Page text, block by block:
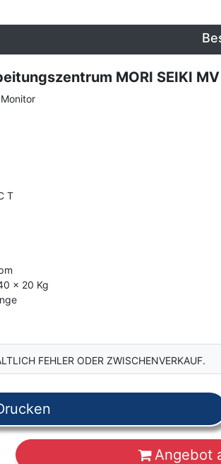
MORI SEIKI
T
x 20 Kg
FEHLER ODER ZWISCHENVERKAUF.
Angebot